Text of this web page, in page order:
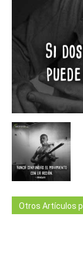
Otros Artículos